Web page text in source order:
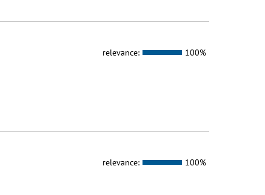
relevance: 100%
relevance: 100%